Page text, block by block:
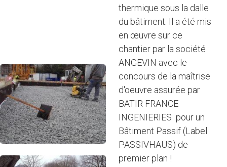
thermique sous la dalle
du bâtiment. Il a été mis
en œuvre sur ce
chantier par la société
ANGEVIN avec le
concours de la maîtrise
d'oeuvre assurée par
BATIR FRANCE
INGENIERIES pour un
Bâtiment Passif (Label
PASSIVHAUS) de
premier plan !